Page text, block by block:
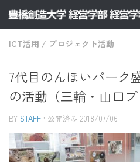
コンテンツへスキップ
ICT活用 / プロジェクト活動
7代目のんほいパーク
の活動（三輪・山口プ
BY STAFF · 公開済み 2018/07/06